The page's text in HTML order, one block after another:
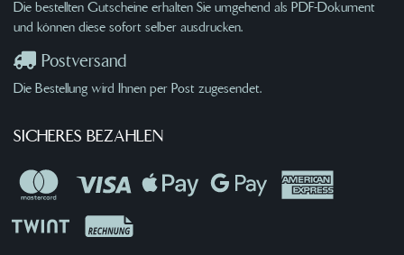
Die bestellten Gutscheine erhalten Sie umgehend als PDF-Dokument
und können diese sofort selber ausdrucken.
Postversand
Die Bestellung wird Ihnen per Post zugesendet.
SICHERES BEZAHLEN